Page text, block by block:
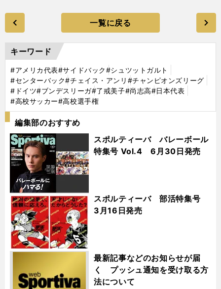
一覧に戻る
キーワード
#アメリカ代表#サイドバック#シュツットガルト
#センターバック#チェイス・アンリ #チャンピオンズリーグ
#ドイツ#ブンデスリーガ#了戒美子#尚志高#日本代表
#高校サッカー#高校選手権
編集部のおすすめ
スポルティーバ バレーボール
特集号 Vol.4 6月30日発売
スポルティーバ 部活特集号
3月16日発売
最新記事などのお知らせが届
く プッシュ通知を受け取る方
法について